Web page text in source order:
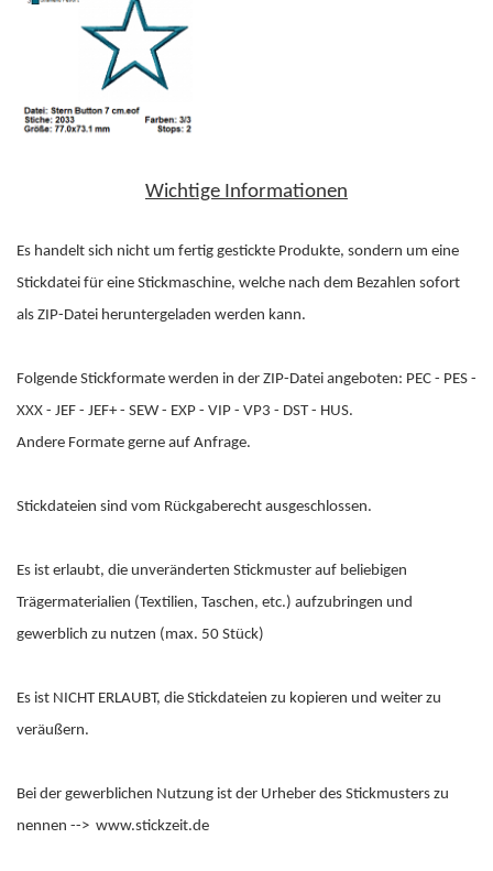
Wichtige Informationen
Es handelt sich nicht um fertig gestickte Produkte, sondern um eine
Stickdatei für eine Stickmaschine, welche nach dem Bezahlen sofort
als ZIP-Datei heruntergeladen werden kann.
Folgende Stickformate werden in der ZIP-Datei angeboten: PEC - PES -
XXX - JEF - JEF+ - SEW - EXP - VIP - VP3 - DST - HUS.
Andere Formate gerne auf Anfrage.
Stickdateien sind vom Rückgaberecht ausgeschlossen.
Es ist erlaubt, die unveränderten Stickmuster auf beliebigen
Trägermaterialien (Textilien, Taschen, etc.) aufzubringen und
gewerblich zu nutzen (max. 50 Stück)
Es ist NICHT ERLAUBT, die Stickdateien zu kopieren und weiter zu
veräußern.
Bei der gewerblichen Nutzung ist der Urheber des Stickmusters zu
nennen --> www.stickzeit.de